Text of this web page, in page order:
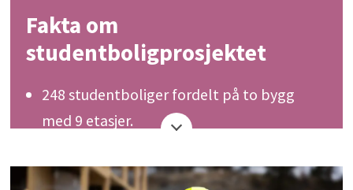
Fakta om
studentboligprosjektet
248 studentboliger fordelt på to bygg
med 9 etasjer.